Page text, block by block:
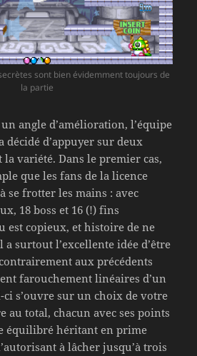
sont bien évidemment toujours de
la partie
angle d’amélioration, l’équipe
décidé d’appuyer sur deux
la variété. Dans le premier cas,
que les fans de la licence
se frotter les mains : avec
18 boss et 16 (!) fins
est copieux, et histoire de ne
a surtout l’excellente idée d’être
aux précédents
farouchement linéaires d’un
ci s’ouvre sur un choix de votre
au total, chacun avec ses points
équilibré héritant en prime
à lâcher jusqu’à trois